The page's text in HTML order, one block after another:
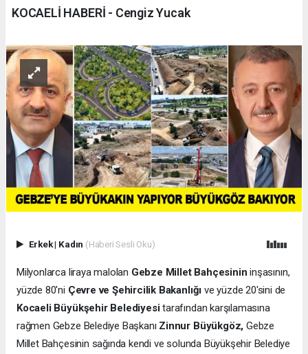
KOCAELİ HABERİ - Cengiz Yucak
Erkek| Kadın (Haberi Sesli Oku)
Milyonlarca liraya malolan Gebze Millet Bahçesinin inşasının,
yüzde 80'ni Çevre ve Şehircilik Bakanlığı ve yüzde 20'sini de
Kocaeli Büyükşehir Belediyesitarafından karşılamasına
rağmen Gebze Belediye Başkanı Zinnur Büyükgöz, Gebze
Millet Bahçesinin sağında kendi ve solunda Büyükşehir Belediye